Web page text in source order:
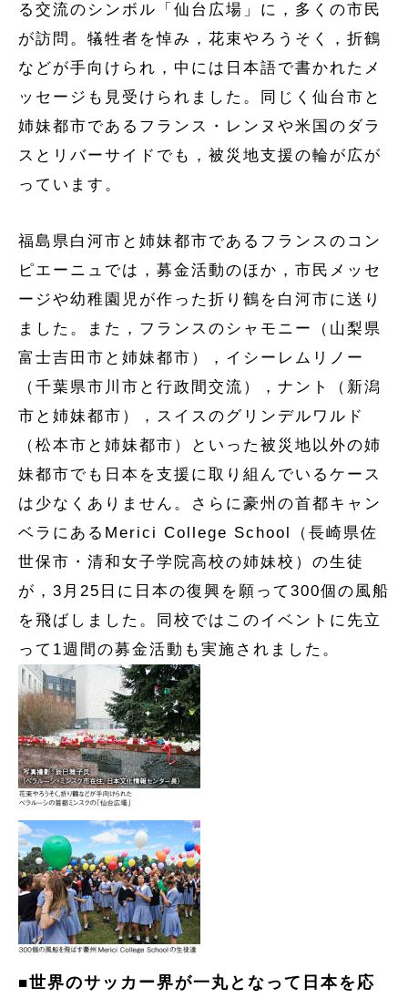
る交流のシンボル「仙台広場」に，多くの市民
が訪問。犠牲者を悼み，花束やろうそく，折鶴
などが手向けられ，中には日本語で書かれたメ
ッセージも見受けられました。同じく仙台市と
姉妹都市であるフランス・レンヌや米国のダラ
スとリバーサイドでも，被災地支援の輪が広が
っています。
福島県白河市と姉妹都市であるフランスのコン
ピエーニュでは，募金活動のほか，市民メッセ
ージや幼稚園児が作った折り鶴を白河市に送り
ました。また，フランスのシャモニー（山梨県
富士吉田市と姉妹都市），イシーレムリノー
（千葉県市川市と行政間交流），ナント（新潟
市と姉妹都市），スイスのグリンデルワルド
（松本市と姉妹都市）といった被災地以外の姉
妹都市でも日本を支援に取り組んでいるケース
は少なくありません。さらに豪州の首都キャン
ベラにあるMerici College School（長崎県佐
世保市・清和女子学院高校の姉妹校）の生徒
が，3月25日に日本の復興を願って300個の風船
を飛ばしました。同校ではこのイベントに先立
って1週間の募金活動も実施されました。
■世界のサッカー界が一丸となって日本を応